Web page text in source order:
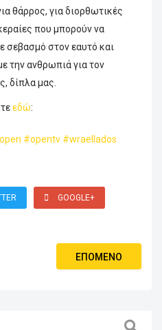
θάρρος, για διορθωτικές
που μπορούν να
σεβασμό στον εαυτό και
την ανθρωπιά για τον
δίπλα μας.
εδώ:
#opentv #wraellados
GOOGLE+
ΕΠΌΜΕΝΟ